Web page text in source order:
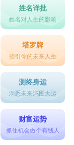
姓名详批
姓名对人生的影响
塔罗牌
指引你的未来人生
测终身运
洞悉未来鸿图大运
财富运势
抓住机会做个有钱人